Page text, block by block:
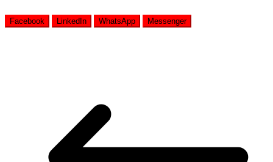
Facebook LinkedIn WhatsApp Messenger